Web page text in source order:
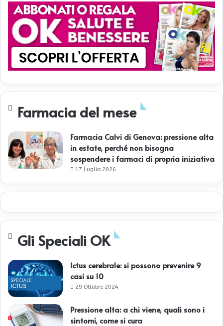
Farmacia del mese
Farmacia Calvi di Genova: pressione alta
in estate, perché non bisogna
sospendere i farmaci di propria iniziativa
17 Luglio 2026
Gli Speciali OK
Ictus cerebrale: si possono prevenire 9
casi su 10
29 Ottobre 2024
Pressione alta: a chi viene, quali sono i
sintomi, come si cura